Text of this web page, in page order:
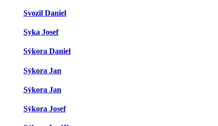
Svozil Daniel
Syka Josef
Sýkora Daniel
Sýkora Jan
Sýkora Jan
Sýkora Josef